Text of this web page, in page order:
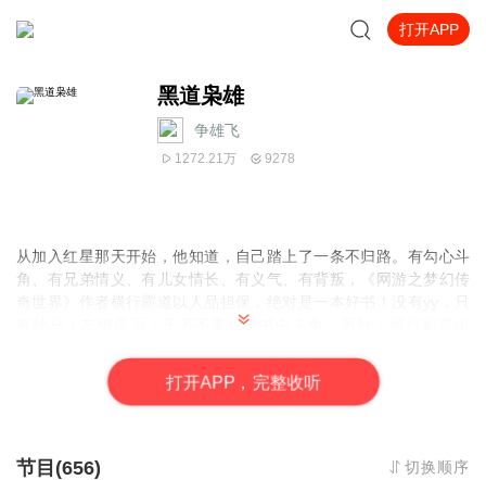
打开APP
黑道枭雄
争雄飞
1272.21万 9278
从加入红星那天开始，他知道，自己踏上了一条不归路。有勾心斗
角、有兄弟情义、有儿女情长、有义气、有背叛，《网游之梦幻传
有种马！友情提示：千万不要模仿书中主角。另外：横行霸道出
打开APP，完整收听
节目(656) 切换顺序